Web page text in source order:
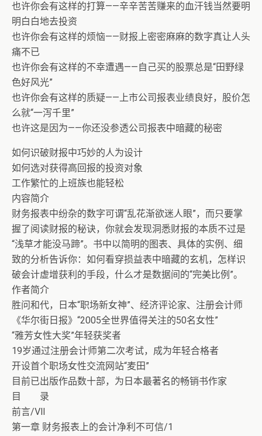
也许你会有这样的打算——辛辛苦苦赚来的血汗钱当然要明
明白白地去投资
也许你会有这样的烦恼——财报上密密麻麻的数字真让人头
痛不已
也许你会有这样的不幸遭遇——自己买的股票总是“田野绿
色好风光”
也许你会有这样的质疑——上市公司报表业绩良好，股价怎
么就“一泻千里”
也许这是因为——你还没参透公司报表中暗藏的秘密
如何识破财报中巧妙的人为设计
如何选对获得高回报的投资对象
工作繁忙的上班族也能轻松
内容简介
财务报表中纷杂的数字可谓“乱花渐欲迷人眼”，而只要掌
握了阅读财报的秘诀，你就会发现洞悉财报的本质不过是
“浅草才能没马蹄”。书中以简明的图表、具体的实例、细
致的分析告诉你：如何看穿损益表中暗藏的玄机，怎样识
破会计虚增获利的手段，什么才是数据间的“完美比例”。
作者简介
胜问和代，日本“职场新女神”、经济评论家、注册会计师
《华尔街日报》“2005全世界值得关注的50名女性”
“雅芳女性大奖”年轻获奖者
19岁通过注册会计师第二次考试，成为年轻合格者
开设首个职场女性交流网站“麦田”
目前已出版作品数十部，为日本最著名的畅销书作家
目 录
前言/Ⅶ
第一章 财务报表上的会计净利不可信/1